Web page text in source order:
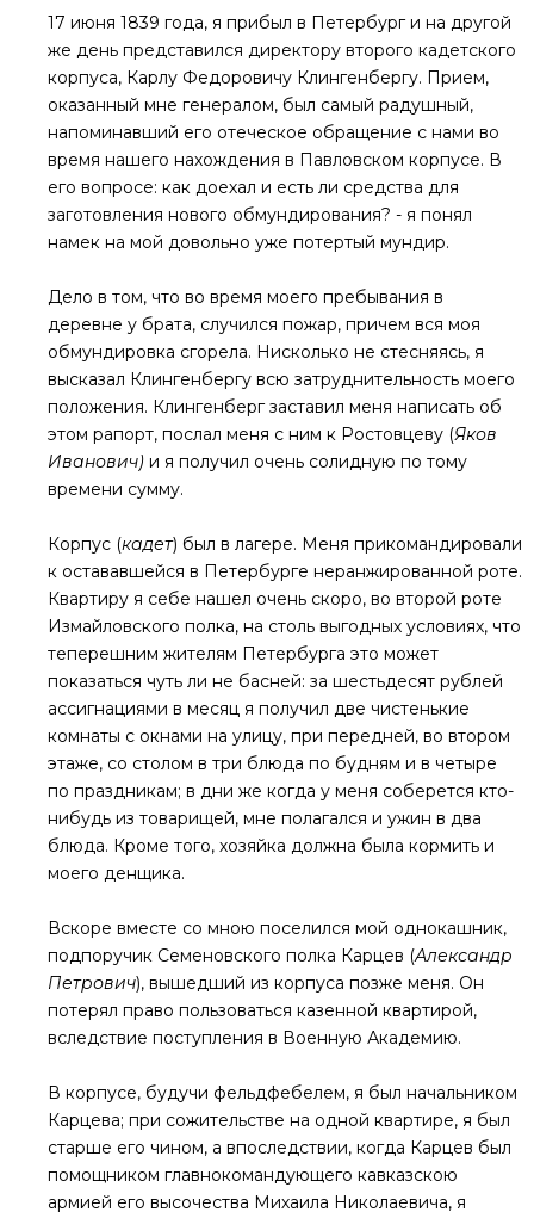
17 июня 1839 года, я прибыл в Петербург и на другой
же день представился директору второго кадетского
корпуса, Карлу Федоровичу Клингенбергу. Прием,
оказанный мне генералом, был самый радушный,
напоминавший его отеческое обращение с нами во
время нашего нахождения в Павловском корпусе. В
его вопросе: как доехал и есть ли средства для
заготовления нового обмундирования? - я понял
намек на мой довольно уже потертый мундир.
Дело в том, что во время моего пребывания в
деревне у брата, случился пожар, причем вся моя
обмундировка сгорела. Нисколько не стесняясь, я
высказал Клингенбергу всю затруднительность моего
положения. Клингенберг заставил меня написать об
этом рапорт, послал меня с ним к Ростовцеву (Яков
Иванович) и я получил очень солидную по тому
времени сумму.
Корпус (кадет) был в лагере. Меня прикомандировали
к остававшейся в Петербурге неранжированной роте.
Квартиру я себе нашел очень скоро, во второй роте
Измайловского полка, на столь выгодных условиях, что
теперешним жителям Петербурга это может
показаться чуть ли не басней: за шестьдесят рублей
ассигнациями в месяц я получил две чистенькие
комнаты с окнами на улицу, при передней, во втором
этаже, со столом в три блюда по будням и в четыре
по праздникам; в дни же когда у меня соберется кто-
нибудь из товарищей, мне полагался и ужин в два
блюда. Кроме того, хозяйка должна была кормить и
моего денщика.
Вскоре вместе со мною поселился мой однокашник,
подпоручик Семеновского полка Карцев (Александр
Петрович), вышедший из корпуса позже меня. Он
потерял право пользоваться казенной квартирой,
вследствие поступления в Военную Академию.
В корпусе, будучи фельдфебелем, я был начальником
Карцева; при сожительстве на одной квартире, я был
старше его чином, а впоследствии, когда Карцев был
помощником главнокомандующего кавказскою
армией его высочества Михаила Николаевича, я